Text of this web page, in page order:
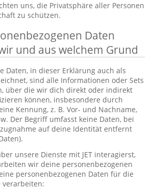
uns, die Privatsphäre aller Personen
zu schützen.
Daten
und aus welchem Grund
Daten, in dieser Erklärung auch als
sind alle Informationen oder Sets
über die wir dich direkt oder indirekt
können, insbesondere durch
Kennung, z. B. Vor- und Nachname,
Der Begriff umfasst keine Daten, bei
auf deine Identität entfernt
unsere Dienste mit JET interagierst,
wir deine personenbezogenen
personenbezogenen Daten für die
verarbeiten: